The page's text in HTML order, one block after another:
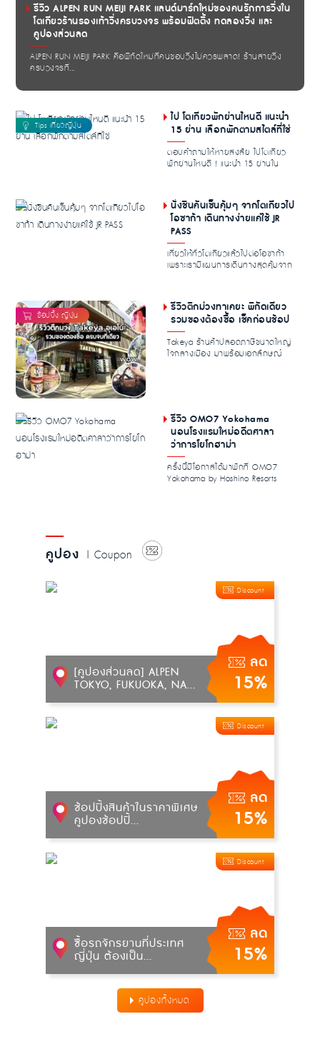
รีวิว ALPEN RUN MEIJI PARK แลนด์มาร์กใหม่ของคนรักการวิ่งใน
โตเกียวร้านรองเท้าวิ่งครบวงจร พร้อมฟิตติ้ง ทดลองวิ่ง และ
คูปองส่วนลด
ALPEN RUN MEIJI PARK คือพิกัดใหม่ที่คนชอบวิ่งไม่ควรพลาด! ร้านสายวิ่ง
ครบวงจรที่...
ไป โตเกียวพักย่านไหนดี แนะนำ
15 ย่าน เลือกพักตามสไตล์ที่ใช่
ตอบคำถามให้หายสงสัย ไปโตเกียว
พักย่านไหนดี ! แนะนำ 15 ย่านใน
นั่งชินคันเซ็นคุ้มๆ จากโตเกียวไป
โอซาก้า เดินทางง่ายแค่ใช้ JR
PASS
เที่ยวให้ทั่วโตเกียวแล้วไปต่อโอซาก้า
เพราะเรามีแผนการเดินทางสุดคุ้มจาก
รีวิวตึกม่วงทาเคยะ พิกัดเดียว
รวมของต้องซื้อ เช็คก่อนช้อป
Takeya ร้านค้าปลอดภาษีขนาดใหญ่
ใจกลางเมือง มาพร้อมเอกลักษณ์
รีวิว OMO7 Yokohama
นอนโรงแรมใหม่อดีตศาลา
ว่าการโยโกฮาม่า
ครั้งนี้มีโอกาสได้มาพักที่ OMO7
Yokohama by Hoshino Resorts
คูปอง | Coupon
ลด
15%
Discount
[คูปองส่วนลด] ALPEN
TOKYO, FUKUOKA, NA...
ลด
15%
Discount
ช้อปปิ้งสินค้าในราคาพิเศษ
คูปองช้อปปิ้...
ลด
15%
Discount
ซื้อรถจักรยานที่ประเทศ
ญี่ปุ่น ต้องเป็น...
คูปองทั้งหมด